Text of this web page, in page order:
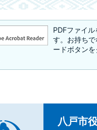
PDFファイ
す。お持ち
ードボタン
八戸市